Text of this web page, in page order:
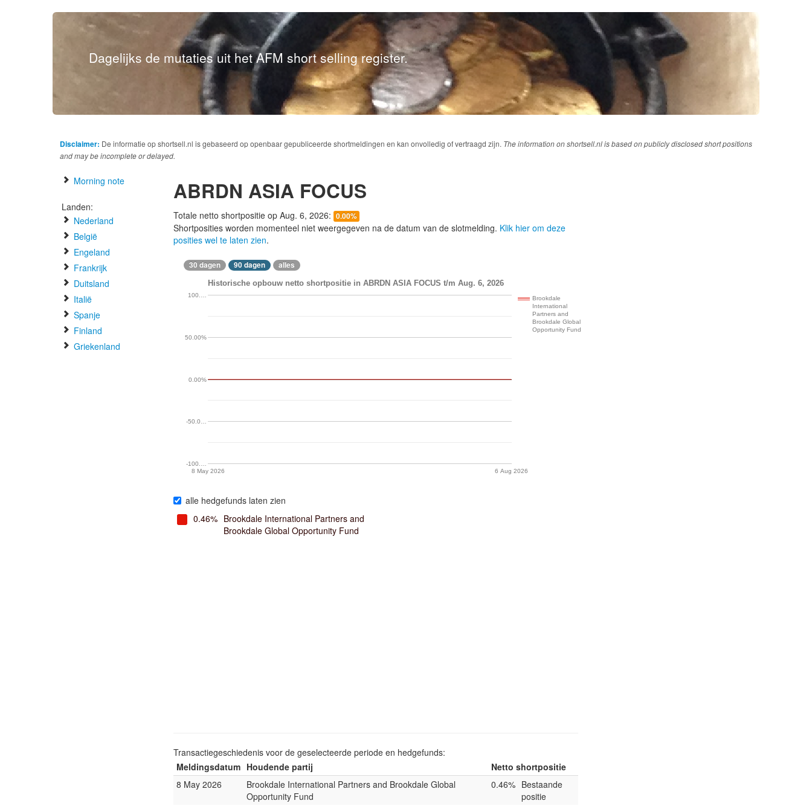
Dagelijks de mutaties uit het AFM short selling register.
Disclaimer: De informatie op shortsell.nl is gebaseerd op openbaar gepubliceerde shortmeldingen en kan onvolledig of vertraagd zijn. The information on shortsell.nl is based on publicly disclosed short positions
and may be incomplete or delayed.
Morning note
Landen:
Nederland
België
Engeland
Frankrijk
Duitsland
Italië
Spanje
Finland
Griekenland
ABRDN ASIA FOCUS
Totale netto shortpositie op Aug. 6, 2026: 0.00%
Shortposities worden momenteel niet weergegeven na de datum van de slotmelding. Klik hier om deze
posities wel te laten zien.
30 dagen 90 dagen alles
Historische opbouw netto shortpositie in ABRDN ASIA FOCUS t/m Aug. 6, 2026
Brookdale
International
Partners and
Brookdale Global
Opportunity Fund
8 May 2026 6 Aug 2026
-100.…
-50.0…
0.00%
50.00%
100.…
alle hedgefunds laten zien
0.46% Brookdale International Partners and
Brookdale Global Opportunity Fund
Transactiegeschiedenis voor de geselecteerde periode en hedgefunds:
Meldingsdatum Houdende partij
Netto shortpositie
8 May 2026
Brookdale International Partners and Brookdale Global
Opportunity Fund
0.46% Bestaande
positie